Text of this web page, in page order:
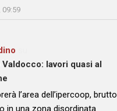
09:59
Valdocco: lavori quasi al
l’area dell’ipercoop, brutto
in una zona disordinata